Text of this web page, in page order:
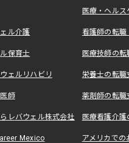
医療・ヘル
ル介護 看護師の転
保育士 医療技師の
ェルリハビリ 栄養士の転
師 薬剤師の転
レバウェル株式会社 医療看護介
Mexico アメリカで